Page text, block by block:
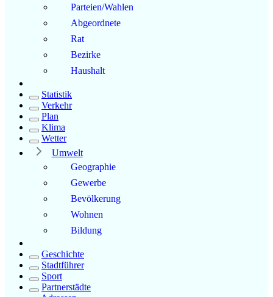
Parteien/Wahlen
Abgeordnete
Rat
Bezirke
Haushalt
Statistik
Verkehr
Plan
Klima
Wetter
Umwelt
Geographie
Gewerbe
Bevölkerung
Wohnen
Bildung
Geschichte
Stadtführer
Sport
Partnerstädte